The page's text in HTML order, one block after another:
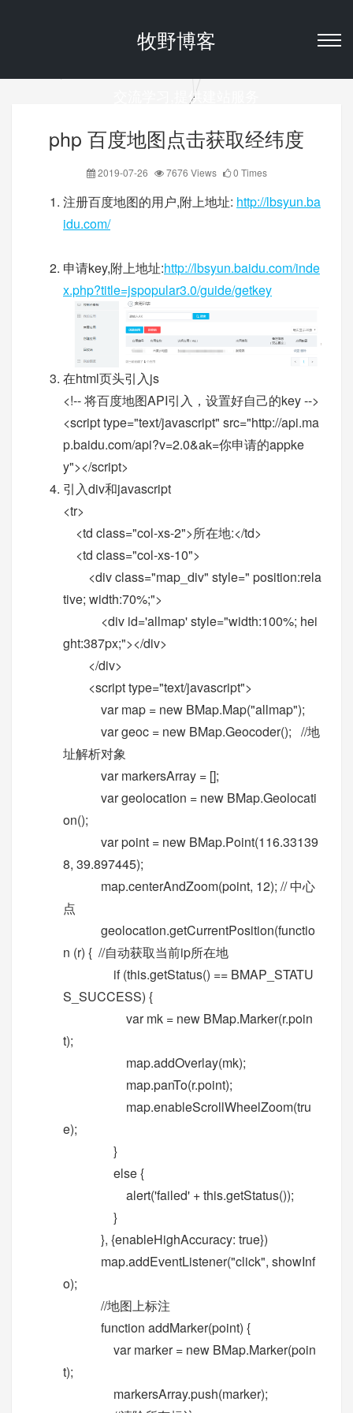
牧野博客
交流学习,提供建站服务
php 百度地图点击获取经纬度
2019-07-26 7676 Views 0 Times
注册百度地图的用户,附上地址: http://lbsyun.ba
idu.com/
申请key,附上地址:http://lbsyun.baidu.com/inde
x.php?title=jspopular3.0/guide/getkey
在html页头引入js
<!-- 将百度地图API引入，设置好自己的key -->
<script type="text/javascript" src="http://api.ma
p.baidu.com/api?v=2.0&ak=你申请的appke
y"></script>
引入div和javascript
<tr>
<td class="col-xs-2">所在地:</td>
<td class="col-xs-10">
<div class="map_div" style=" position:rela
tive; width:70%;">
<div id='allmap' style="width:100%; hei
ght:387px;"></div>
</div>
<script type="text/javascript">
var map = new BMap.Map("allmap");
var geoc = new BMap.Geocoder(); //地
址解析对象
var markersArray = [];
var geolocation = new BMap.Geolocati
on();
var point = new BMap.Point(116.33139
8, 39.897445);
map.centerAndZoom(point, 12); // 中心
点
geolocation.getCurrentPosition(functio
n (r) { //自动获取当前ip所在地
if (this.getStatus() == BMAP_STATU
S_SUCCESS) {
var mk = new BMap.Marker(r.poin
t);
map.addOverlay(mk);
map.panTo(r.point);
map.enableScrollWheelZoom(tru
e);
}
else {
alert('failed' + this.getStatus());
}
}, {enableHighAccuracy: true})
map.addEventListener("click", showInf
o);
//地图上标注
function addMarker(point) {
var marker = new BMap.Marker(poin
t);
markersArray.push(marker);